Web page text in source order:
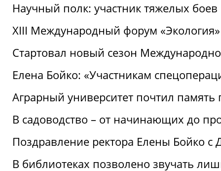
Научный полк: участник тяжелых
XIII Международный форум
Стартовал новый сезон
Елена Бойко: «Участникам
Аграрный университет почтил
В садоводство – от начинающих до
Поздравление ректора Елены Бойко
В библиотеках позволено звучать